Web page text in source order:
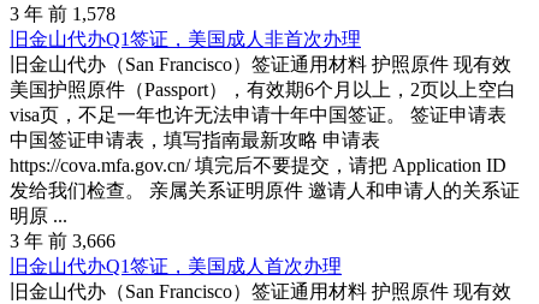
3 年 前 1,578
旧金山代办Q1签证，美国成人非首次办理
旧金山代办（San Francisco）签证通用材料 护照原件 现有效
美国护照原件（Passport），有效期6个月以上，2页以上空白
visa页，不足一年也许无法申请十年中国签证。 签证申请表
中国签证申请表，填写指南最新攻略 申请表
https://cova.mfa.gov.cn/ 填完后不要提交，请把 Application ID
发给我们检查。 亲属关系证明原件 邀请人和申请人的关系证
明原 ...
3 年 前 3,666
旧金山代办Q1签证，美国成人首次办理
旧金山代办（San Francisco）签证通用材料 护照原件 现有效